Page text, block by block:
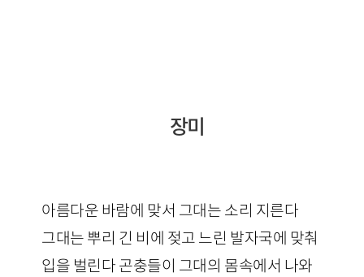
장미
아름다운 바람에 맞서 그대는 소리 지른다
그대는 뿌리 긴 비에 젖고 느린 발자국에 맞춰
입을 벌린다 곤충들이 그대의 몸속에서 나와